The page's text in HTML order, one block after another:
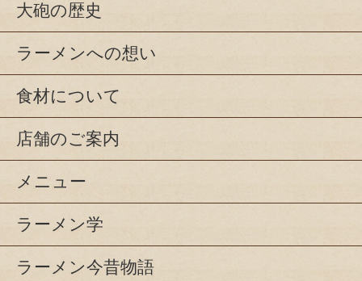
大砲の歴史
ラーメンへの想い
食材について
店舗のご案内
メニュー
ラーメン学
ラーメン今昔物語